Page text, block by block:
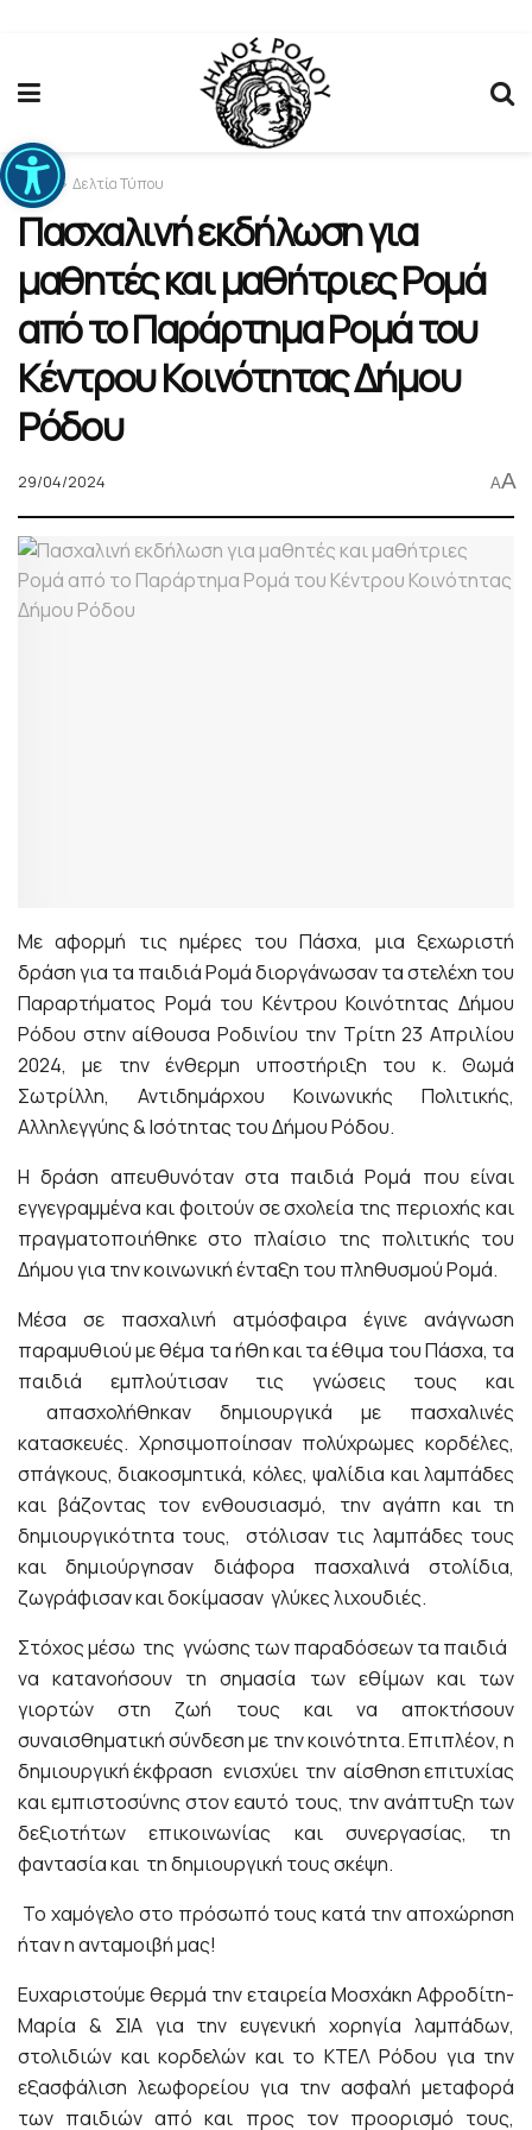
Ανοίξτε τη γραμμή εργαλείων
Home Δελτία Τύπου
Πασχαλινή εκδήλωση για
μαθητές και μαθήτριες Ρομά
από το Παράρτημα Ρομά του
Κέντρου Κοινότητας Δήμου
Ρόδου
29/04/2024 AA
Με αφορμή τις ημέρες του Πάσχα, μια ξεχωριστή
δράση για τα παιδιά Ρομά διοργάνωσαν τα στελέχη του
Παραρτήματος Ρομά του Κέντρου Κοινότητας Δήμου
Ρόδου στην αίθουσα Ροδινίου την Τρίτη 23 Απριλίου
2024, με την ένθερμη υποστήριξη του κ. Θωμά
Σωτρίλλη, Αντιδημάρχου Κοινωνικής Πολιτικής,
Αλληλεγγύης & Ισότητας του Δήμου Ρόδου.
Η δράση απευθυνόταν στα παιδιά Ρομά που είναι
εγγεγραμμένα και φοιτούν σε σχολεία της περιοχής και
πραγματοποιήθηκε στο πλαίσιο της πολιτικής του
Δήμου για την κοινωνική ένταξη του πληθυσμού Ρομά.
Μέσα σε πασχαλινή ατμόσφαιρα έγινε ανάγνωση
παραμυθιού με θέμα τα ήθη και τα έθιμα του Πάσχα, τα
παιδιά εμπλούτισαν τις γνώσεις τους και
απασχολήθηκαν δημιουργικά με πασχαλινές
κατασκευές. Χρησιμοποίησαν πολύχρωμες κορδέλες,
σπάγκους, διακοσμητικά, κόλες, ψαλίδια και λαμπάδες
και βάζοντας τον ενθουσιασμό, την αγάπη και τη
δημιουργικότητα τους, στόλισαν τις λαμπάδες τους
και δημιούργησαν διάφορα πασχαλινά στολίδια,
ζωγράφισαν και δοκίμασαν γλύκες λιχουδιές.
Στόχος μέσω της γνώσης των παραδόσεων τα παιδιά
να κατανοήσουν τη σημασία των εθίμων και των
γιορτών στη ζωή τους και να αποκτήσουν
συναισθηματική σύνδεση με την κοινότητα. Επιπλέον, η
δημιουργική έκφραση ενισχύει την αίσθηση επιτυχίας
και εμπιστοσύνης στον εαυτό τους, την ανάπτυξη των
δεξιοτήτων επικοινωνίας και συνεργασίας, τη
φαντασία και τη δημιουργική τους σκέψη.
Το χαμόγελο στο πρόσωπό τους κατά την αποχώρηση
ήταν η ανταμοιβή μας!
Ευχαριστούμε θερμά την εταιρεία Μοσχάκη Αφροδίτη-
Μαρία & ΣΙΑ για την ευγενική χορηγία λαμπάδων,
στολιδιών και κορδελών και το ΚΤΕΛ Ρόδου για την
εξασφάλιση λεωφορείου για την ασφαλή μεταφορά
των παιδιών από και προς τον προορισμό τους,